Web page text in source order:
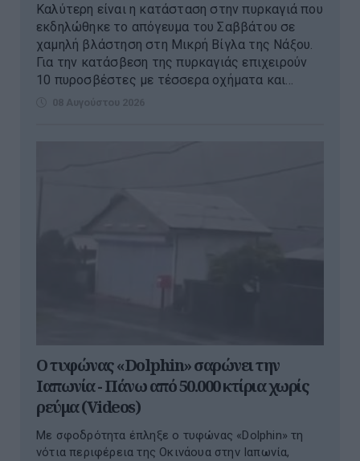
Καλύτερη είναι η κατάσταση στην πυρκαγιά που
εκδηλώθηκε το απόγευμα του Σαββάτου σε
χαμηλή βλάστηση στη Μικρή Βίγλα της Νάξου.
Για την κατάσβεση της πυρκαγιάς επιχειρούν
10 πυροσβέστες με τέσσερα οχήματα και...
Ο τυφώνας «Dolphin» σαρώνει την
Ιαπωνία - Πάνω από 50.000 κτίρια χωρίς
ρεύμα (Videos)
Με σφοδρότητα έπληξε ο τυφώνας «Dolphin» τη
νότια περιφέρεια της Οκινάουα στην Ιαπωνία,